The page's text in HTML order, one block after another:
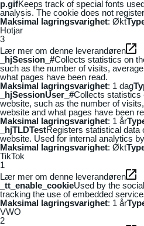
p.gifKeeps track of special fonts
analysis. The cookie does not
Maksimal lagringsvarighet: Økt
Hotjar
3
Lær mer om denne leverandøren
_hjSession_#Collects statistics on
such as the number of visits,
what pages have been read.
Maksimal lagringsvarighet: 1 dag
_hjSessionUser_#Collects statistics
website, such as the number of
website and what pages have been
Maksimal lagringsvarighet: 1 år
_hjTLDTestRegisters statistical data
website. Used for internal analytics
Maksimal lagringsvarighet: Økt
TikTok
1
Lær mer om denne leverandøren
_tt_enable_cookieUsed by the
tracking the use of embedded
Maksimal lagringsvarighet: 1 år
VWO
2